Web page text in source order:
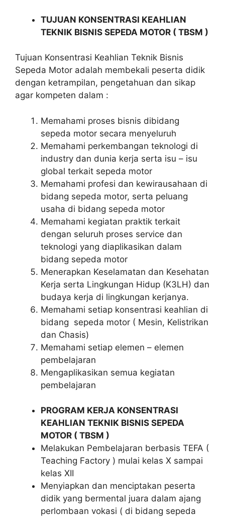
TUJUAN KONSENTRASI KEAHLIAN
TEKNIK BISNIS SEPEDA MOTOR ( TBSM )
Tujuan Konsentrasi Keahlian Teknik Bisnis
Sepeda Motor adalah membekali peserta didik
dengan ketrampilan, pengetahuan dan sikap
agar kompeten dalam :
Memahami proses bisnis dibidang
sepeda motor secara menyeluruh
Memahami perkembangan teknologi di
industry dan dunia kerja serta isu – isu
global terkait sepeda motor
Memahami profesi dan kewirausahaan di
bidang sepeda motor, serta peluang
usaha di bidang sepeda motor
Memahami kegiatan praktik terkait
dengan seluruh proses service dan
teknologi yang diaplikasikan dalam
bidang sepeda motor
Menerapkan Keselamatan dan Kesehatan
Kerja serta Lingkungan Hidup (K3LH) dan
budaya kerja di lingkungan kerjanya.
Memahami setiap konsentrasi keahlian di
bidang sepeda motor ( Mesin, Kelistrikan
dan Chasis)
Memahami setiap elemen – elemen
pembelajaran
Mengaplikasikan semua kegiatan
pembelajaran
PROGRAM KERJA KONSENTRASI
KEAHLIAN TEKNIK BISNIS SEPEDA
MOTOR ( TBSM )
Melakukan Pembelajaran berbasis TEFA (
Teaching Factory ) mulai kelas X sampai
kelas XII
Menyiapkan dan menciptakan peserta
didik yang bermental juara dalam ajang
perlombaan vokasi ( di bidang sepeda